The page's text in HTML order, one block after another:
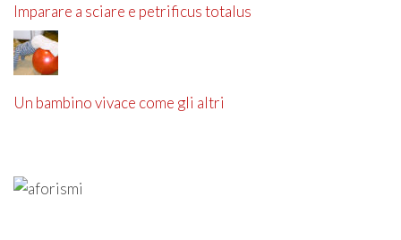
Imparare a sciare e petrificus totalus
Un bambino vivace come gli altri